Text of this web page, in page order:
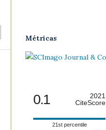
Métricas
0.1
2021
CiteScore
21st percentile